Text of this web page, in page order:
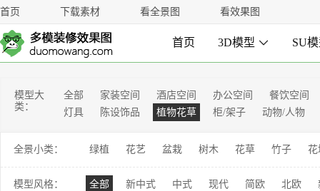
首页 下载素材 看全景图 看效果图
首页 3D模型  SU
模型大
类：
全部 家装空间 酒店空间 办公空间
餐饮空间
灯具
陈设饰品 植物花草 柜/架子 动物/人物
全景小类： 绿植 花艺 盆栽 树木 花草 竹子 花
模型风格： 全部 新中式 中式 现代 简欧 北欧